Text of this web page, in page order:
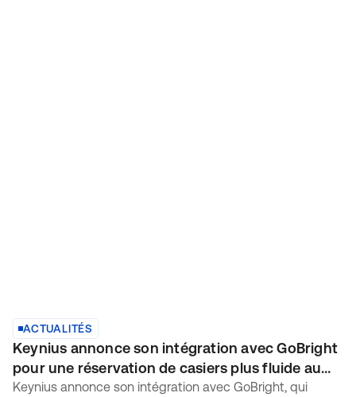
ACTUALITÉS
Keynius annonce son intégration avec GoBright
pour une réservation de casiers plus fluide au
travail
Keynius annonce son intégration avec GoBright, qui